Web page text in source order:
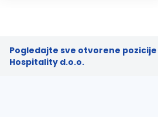
Pogledajte sve otvorene
Hospitality d.o.o.